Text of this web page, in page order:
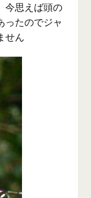
今思えば頭の
ったのでジャ
せん